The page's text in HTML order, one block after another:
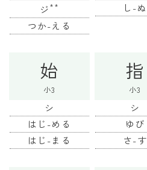
ジ**
つか-える
し-ぬ
始
小3
シ
はじ-める
はじ-まる
指
小3
シ
ゆび
さ-す